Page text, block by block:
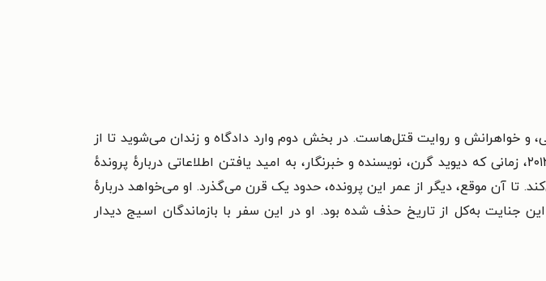
خواهرانش و روایت قتل‌هاست. در بخش دوم وارد دادگاه و زندان می‌شوید تا از
چند و چون قتل‌ها باخبر شوید و در بخش سوم به عصر حاضر برمی‌گردید، به سال ۲۰۱۲، زمانی که دیوید گرن، نویسنده و خبرنگار، به امید یافتن اطلاعاتی دربارهٔ پروندهٔ
تا آن موقع، دیگر از عمر این پرونده، حدود یک قرن می‌گذرد. او می‌خواهد دربارهٔ
جنایت به‌کل از تاریخ حذف شده بود. او در این سفر با بازماندگان اسیج دیدار